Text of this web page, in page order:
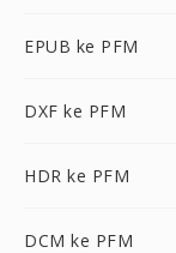
EPUB ke PFM
DXF ke PFM
HDR ke PFM
DCM ke PFM